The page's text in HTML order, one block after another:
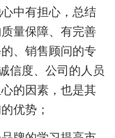
中有担心，总结
量保障、有完善
、销售顾问的专
信度、公司的人员
的因素，也是其
优势；